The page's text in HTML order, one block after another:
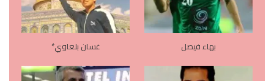
بهاء فيصل غسان بلعاوي*